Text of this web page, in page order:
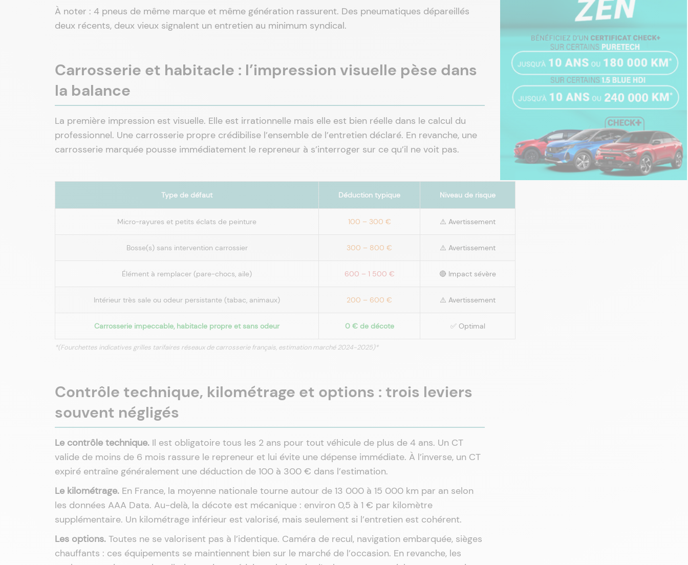
À noter : 4 pneus de même marque et même génération rassurent. Des pneumatiques dépareillés
deux récents, deux vieux signalent un entretien au minimum syndical.
Carrosserie et habitacle : l’impression visuelle pèse dans
la balance
La première impression est visuelle. Elle est irrationnelle mais elle est bien réelle dans le calcul du
professionnel. Une carrosserie propre crédibilise l’ensemble de l’entretien déclaré. En revanche, une
carrosserie marquée pousse immédiatement le repreneur à s’interroger sur ce qu’il ne voit pas.
Type de défaut Déduction typique Niveau de risque
Micro-rayures et petits éclats de peinture 100 – 300 € ⚠️ Avertissement
Bosse(s) sans intervention carrossier 300 – 800 € ⚠️ Avertissement
Élément à remplacer (pare-chocs, aile) 600 – 1 500 € 🔴 Impact sévère
Intérieur très sale ou odeur persistante (tabac, animaux) 200 – 600 € ⚠️ Avertissement
Carrosserie impeccable, habitacle propre et sans odeur 0 € de décote ✅ Optimal
*(Fourchettes indicatives grilles tarifaires réseaux de carrosserie français, estimation marché 2024-2025)*
Contrôle technique, kilométrage et options : trois leviers
souvent négligés
Le contrôle technique. Il est obligatoire tous les 2 ans pour tout véhicule de plus de 4 ans. Un CT
valide de moins de 6 mois rassure le repreneur et lui évite une dépense immédiate. À l’inverse, un CT
expiré entraîne généralement une déduction de 100 à 300 € dans l’estimation.
Le kilométrage. En France, la moyenne nationale tourne autour de 13 000 à 15 000 km par an selon
les données AAA Data. Au-delà, la décote est mécanique : environ 0,5 à 1 € par kilomètre
supplémentaire. Un kilométrage inférieur est valorisé, mais seulement si l’entretien est cohérent.
Les options. Toutes ne se valorisent pas à l’identique. Caméra de recul, navigation embarquée, sièges
chauffants : ces équipements se maintiennent bien sur le marché de l’occasion. En revanche, les